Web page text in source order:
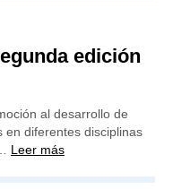
edición
al desarrollo de
en diferentes disciplinas
Leer más